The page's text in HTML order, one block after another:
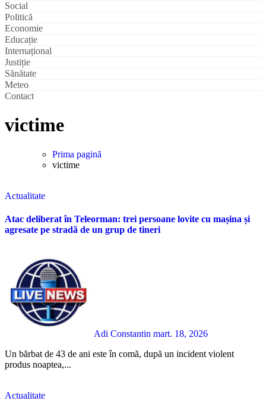
Social
Politică
Economie
Educație
Internațional
Justiție
Sănătate
Meteo
Contact
victime
Prima pagină
victime
Actualitate
Atac deliberat în Teleorman: trei persoane lovite cu mașina și
agresate pe stradă de un grup de tineri
Adi Constantin mart. 18, 2026
Un bărbat de 43 de ani este în comă, după un incident violent
produs noaptea,...
Actualitate